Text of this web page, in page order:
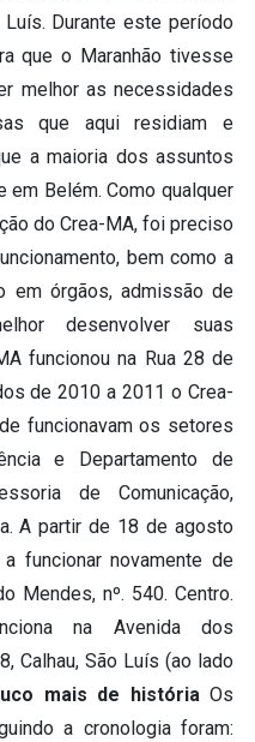
Durante este período
que o Maranhão tivesse
melhor as necessidades
que aqui residiam e
a maioria dos assuntos
Belém. Como qualquer
do Crea-MA, foi preciso
bem como a
em órgãos, admissão de
desenvolver suas
funcionou na Rua 28 de
de 2010 a 2011 o Crea-
funcionavam os setores
e Departamento de
de Comunicação,
A partir de 18 de agosto
funcionar novamente de
Mendes, nº. 540. Centro.
na Avenida dos
Calhau, São Luís (ao lado
mais de históriaOs
a cronologia foram: